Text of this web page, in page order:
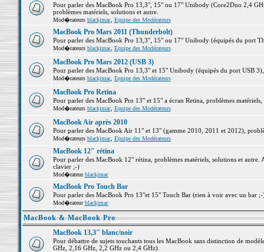
Pour parler des MacBook Pro 13,3", 15" ou 17" Unibody (Core2Duo 2,4
problèmes matériels, solutions et autre.
Mod�rateurs blackjmac, Equipe des Modérateurs
MacBook Pro Mars 2011 (Thunderbolt)
Pour parler des MacBook Pro 13,3", 15" ou 17" Unibody (équipés du port
Mod�rateurs blackjmac, Equipe des Modérateurs
MacBook Pro Mars 2012 (USB 3)
Pour parler des MacBook Pro 13,3" et 15" Unibody (équipés du port USB
Mod�rateurs blackjmac, Equipe des Modérateurs
MacBook Pro Retina
Pour parler des MacBook Pro 13" et 15" a écran Retina, problèmes matériels,
Mod�rateurs blackjmac, Equipe des Modérateurs
MacBook Air après 2010
Pour parler des MacBook Air 11" et 13" (gamme 2010, 2011 et 2012),
Mod�rateurs blackjmac, Equipe des Modérateurs
MacBook 12" rétina
Pour parler des MacBook 12" rétina, problèmes matériels, solutions et
clavier ;-)
Mod�rateurblackjmac
MacBook Pro Touch Bar
Pour parler des MacBook Pro 13"et 15" Touch Bar (rien à voir avec un bar
Mod�rateurblackjmac
MacBook & MacBook Pro
MacBook 13,3" blanc/noir
Pour débattre de sujets touchants tous les MacBook sans distinction de
GHz, 2,16 GHz, 2,2 GHz ou 2,4 GHz).